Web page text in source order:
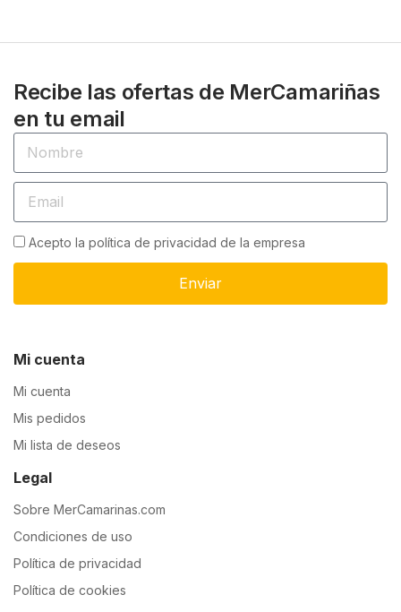
Recibe las ofertas de MerCamariñas
en tu email
Acepto la política de privacidad de la empresa
Enviar
Mi cuenta
Mi cuenta
Mis pedidos
Mi lista de deseos
Legal
Sobre MerCamarinas.com
Condiciones de uso
Política de privacidad
Política de cookies